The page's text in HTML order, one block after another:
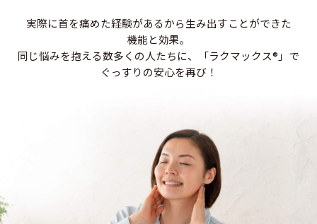
実際に首を痛めた経験があるから生み出すことができた
機能と効果。
同じ悩みを抱える数多くの人たちに、
「ラクマックス®」で
ぐっすりの安心を再び！